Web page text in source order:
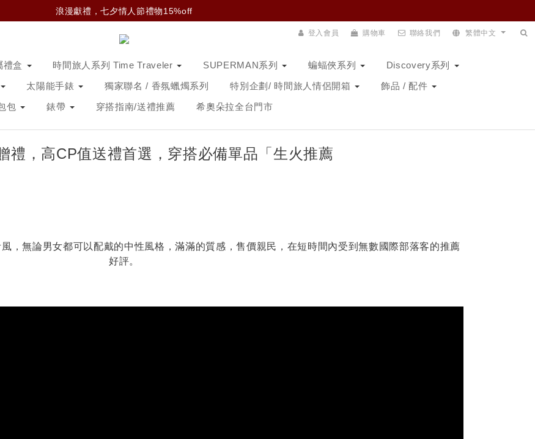
登入會員 購物車 聯絡我們 繁體中文
禮盒 時間旅人系列 Time Traveler SUPERMAN系列 蝙蝠俠系列
Discovery系列
太陽能手錶 獨家聯名 / 香氛蠟燭系列 特別企劃/ 時間旅人情侶開箱
飾品 / 配件
包
錶帶 穿搭指南/送禮推薦 希奧朵拉全台門市
禮，高CP值送禮首選，穿搭必備單品「生火推薦
，無論男女都可以配戴的中性風格，滿滿的質感，售價親民，在短時間內受到無數國際部落客的推薦
好評。
浪漫獻禮，七夕情人節禮物15%off